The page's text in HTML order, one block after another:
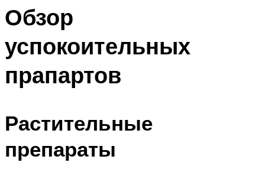
Обзор
успокоительных
прапартов
Растительные
препараты